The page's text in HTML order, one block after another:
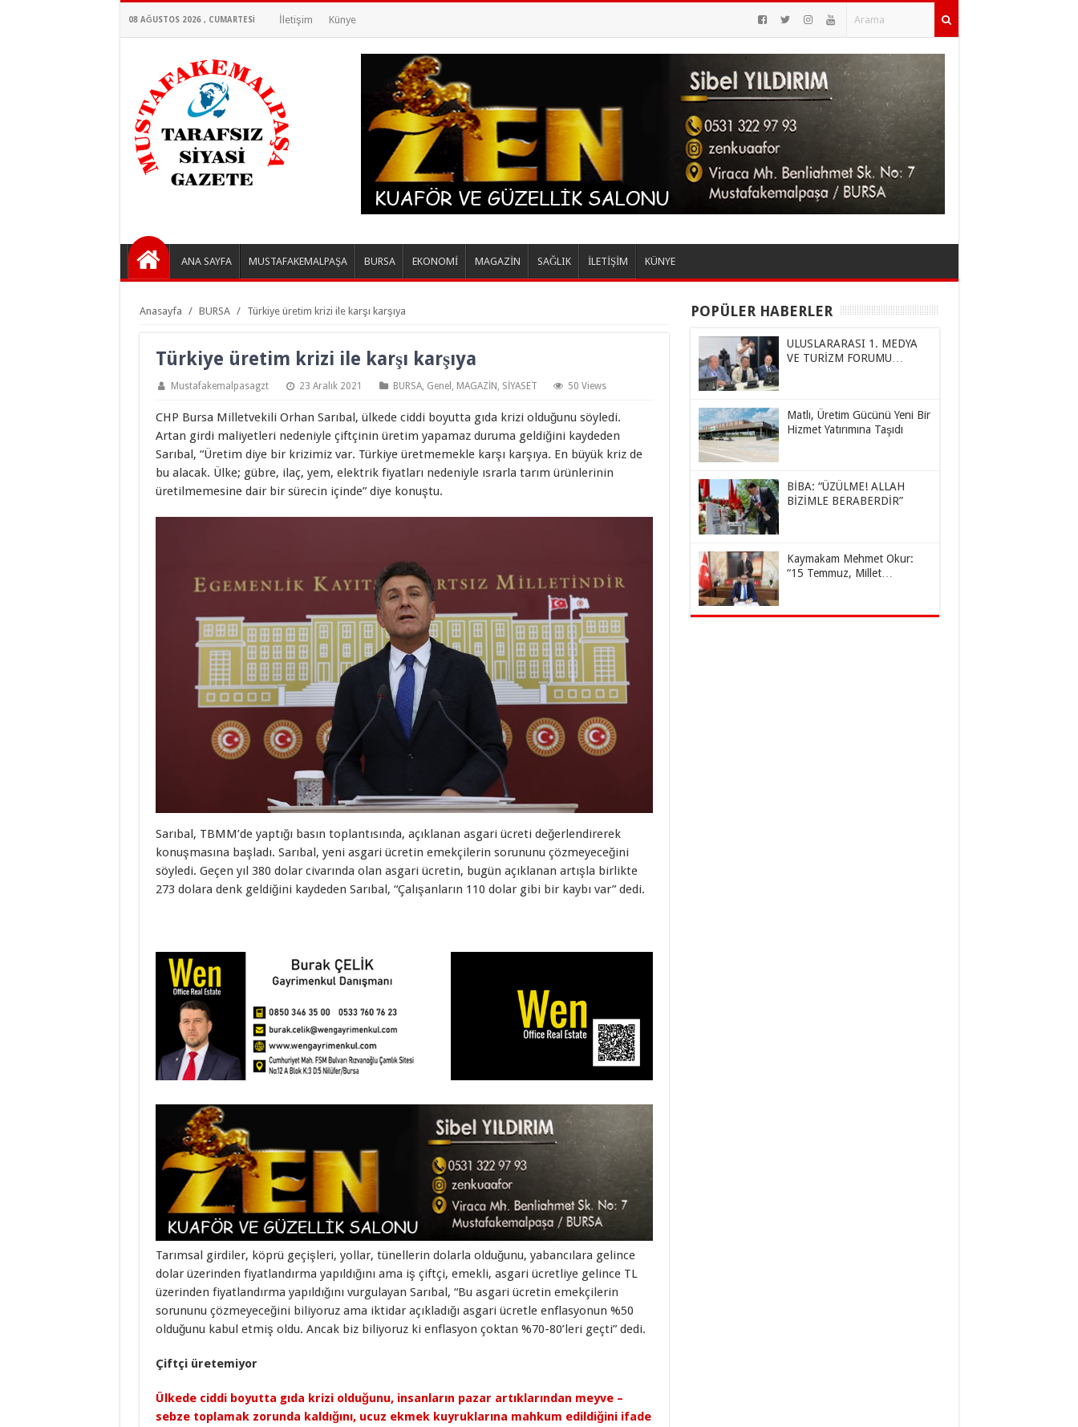
08 AĞUSTOS 2026 , CUMARTESI İletişim Künye
ANA SAYFA MUSTAFAKEMALPAŞA BURSA EKONOMİ MAGAZİN SAĞLIK İLETİŞİM KÜNYE
Anasayfa / BURSA / Türkiye üretim krizi ile karşı karşıya
Türkiye üretim krizi ile karşı karşıya
Mustafakemalpasagzt 23 Aralık 2021 BURSA, Genel , MAGAZİN , SİYASET 50 Views
CHP Bursa Milletvekili Orhan Sarıbal, ülkede ciddi boyutta gıda krizi olduğunu söyledi.
Artan girdi maliyetleri nedeniyle çiftçinin üretim yapamaz duruma geldiğini kaydeden
Sarıbal, “Üretim diye bir krizimiz var. Türkiye üretmemekle karşı karşıya. En büyük kriz de
bu alacak. Ülke; gübre, ilaç, yem, elektrik fiyatları nedeniyle ısrarla tarım ürünlerinin
üretilmemesine dair bir sürecin içinde” diye konuştu.
Sarıbal, TBMM’de yaptığı basın toplantısında, açıklanan asgari ücreti değerlendirerek
konuşmasına başladı. Sarıbal, yeni asgari ücretin emekçilerin sorununu çözmeyeceğini
söyledi. Geçen yıl 380 dolar civarında olan asgari ücretin, bugün açıklanan artışla birlikte
273 dolara denk geldiğini kaydeden Sarıbal, “Çalışanların 110 dolar gibi bir kaybı var” dedi.
Tarımsal girdiler, köprü geçişleri, yollar, tünellerin dolarla olduğunu, yabancılara gelince
dolar üzerinden fiyatlandırma yapıldığını ama iş çiftçi, emekli, asgari ücretliye gelince TL
üzerinden fiyatlandırma yapıldığını vurgulayan Sarıbal, “Bu asgari ücretin emekçilerin
sorununu çözmeyeceğini biliyoruz ama iktidar açıkladığı asgari ücretle enflasyonun %50
olduğunu kabul etmiş oldu. Ancak biz biliyoruz ki enflasyon çoktan %70-80’leri geçti” dedi.
Çiftçi üretemiyor
Ülkede ciddi boyutta gıda krizi olduğunu, insanların pazar artıklarından meyve –
sebze toplamak zorunda kaldığını, ucuz ekmek kuyruklarına mahkum edildiğini ifade
POPÜLER HABERLER
ULUSLARARASI 1. MEDYA
VE TURİZM FORUMU
Matlı, Üretim Gücünü Yeni Bir
Hizmet Yatırımına Taşıdı
BİBA: “ÜZÜLME! ALLAH
BİZİMLE BERABERDİR”
Kaymakam Mehmet Okur:
“15 Temmuz, Millet